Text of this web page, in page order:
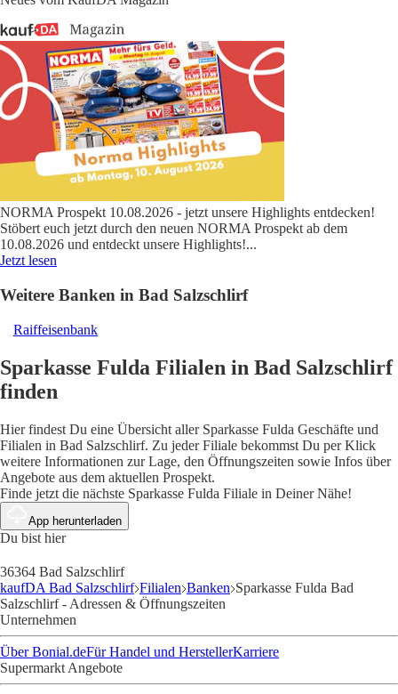
NORMA Prospekt 10.08.2026 - jetzt unsere Highlights entdecken!
Stöbert euch jetzt durch den neuen NORMA Prospekt ab dem
10.08.2026 und entdeckt unsere Highlights!...
Jetzt lesen
Weitere Banken in Bad Salzschlirf
Raiffeisenbank
Sparkasse Fulda Filialen in Bad Salzschlirf
finden
Hier findest Du eine Übersicht aller Sparkasse Fulda Geschäfte und
Filialen in Bad Salzschlirf. Zu jeder Filiale bekommst Du per Klick
weitere Informationen zur Lage, den Öffnungszeiten sowie Infos über
Angebote aus dem aktuellen Prospekt.
Finde jetzt die nächste Sparkasse Fulda Filiale in Deiner Nähe!
App herunterladen
Du bist hier
36364 Bad Salzschlirf
kaufDA Bad Salzschlirf Filialen Banken Sparkasse Fulda Bad
Salzschlirf - Adressen & Öffnungszeiten
Unternehmen
Über Bonial.deFür Handel und HerstellerKarriere
Supermarkt Angebote